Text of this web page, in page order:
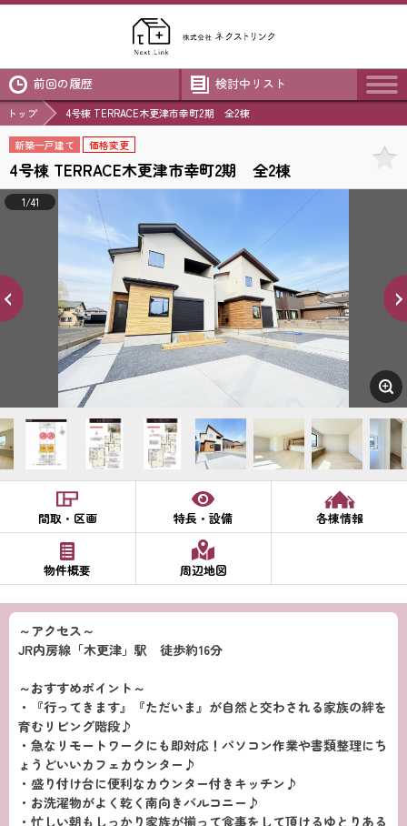
前回の履歴 検討中リスト
トップ 4号棟 TERRACE木更津市幸町2期 全2棟
新築一戸建て 価格変更
4号棟 TERRACE木更津市幸町2期 全2棟
1/41
間取・区画 特長・設備 各棟情報
物件概要 周辺地図
～アクセス～
JR内房線「木更津」駅 徒歩約16分
～おすすめポイント～
・『行ってきます』『ただいま』が自然と交わされる家族の絆を
育むリビング階段♪
・急なリモートワークにも即対応！パソコン作業や書類整理にち
ょうどいいカフェカウンター♪
・盛り付け台に便利なカウンター付きキッチン♪
・お洗濯物がよく乾く南向きバルコニー♪
・忙しい朝もしっかり家族が揃って食事をして頂けるゆとりある